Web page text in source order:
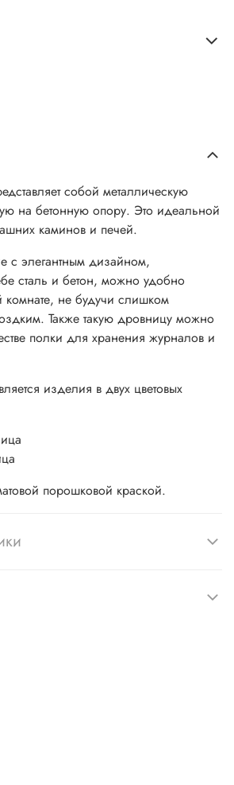
собой металлическую
на бетонную опору. Это идеальной
каминов и печей.
с элегантным дизайном,
сталь и бетон, можно удобно
комнате, не будучи слишком
Также такую дровницу можно
полки для хранения журналов и
изделия в двух цветовых
порошковой краской.